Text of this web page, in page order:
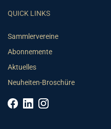
QUICK LINKS
Sammlervereine
Abonnemente
Aktuelles
Neuheiten-Broschüre